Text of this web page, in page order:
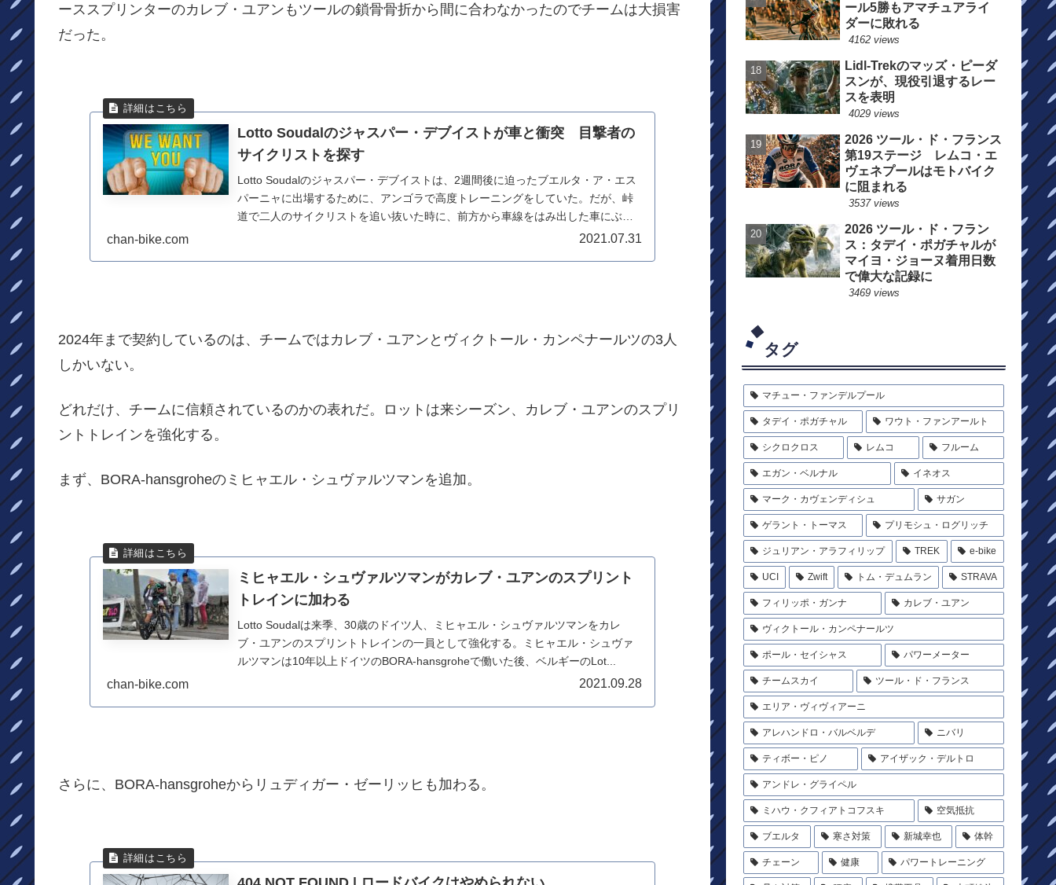
ーススプリンターのカレブ・ユアンもツールの鎖骨骨折から間に合わなかったのでチームは大損害
だった。
Lotto Soudalのジャスパー・デブイストが車と衝突 目撃者の
サイクリストを探す
Lotto Soudalのジャスパー・デブイストは、2週間後に迫ったブエルタ・ア・エス
パーニャに出場するために、アンゴラで高度トレーニングをしていた。だが、峠
道で二人のサイクリストを追い抜いた時に、前方から車線をはみ出した車にぶつ
chan-bike.com 2021.07.31
2024年まで契約しているのは、チームではカレブ・ユアンとヴィクトール・カンペナールツの3人
しかいない。
どれだけ、チームに信頼されているのかの表れだ。ロットは来シーズン、カレブ・ユアンのスプリ
ントトレインを強化する。
まず、BORA-hansgroheのミヒャエル・シュヴァルツマンを追加。
ミヒャエル・シュヴァルツマンがカレブ・ユアンのスプリント
トレインに加わる
Lotto Soudalは来季、30歳のドイツ人、ミヒャエル・シュヴァルツマンをカレ
ブ・ユアンのスプリントトレインの一員として強化する。ミヒャエル・シュヴァ
ルツマンは10年以上ドイツのBORA-hansgroheで働いた後、ベルギーのLot...
chan-bike.com 2021.09.28
さらに、BORA-hansgroheからリュディガー・ゼーリッヒも加わる。
ール5勝もアマチュアライ
ダーに敗れる
4162 views
Lidl-Trekのマッズ・ピーダ
スンが、現役引退するレー
スを表明
4029 views
2026 ツール・ド・フランス
第19ステージ レムコ・エ
ヴェネプールはモトバイク
に阻まれる
3537 views
2026 ツール・ド・フラン
ス：タデイ・ポガチャルが
マイヨ・ジョーヌ着用日数
で偉大な記録に
3469 views
タグ
マチュー・ファンデルプール
タデイ・ポガチャル ワウト・ファンアールト
シクロクロス レムコ フルーム
エガン・ベルナル イネオス
マーク・カヴェンディシュ サガン
ゲラント・トーマス プリモシュ・ログリッチ
ジュリアン・アラフィリップ TREK e-bike
UCI Zwift トム・デュムラン STRAVA
フィリッポ・ガンナ カレブ・ユアン
ヴィクトール・カンペナールツ
ポール・セイシャス パワーメーター
チームスカイ ツール・ド・フランス
エリア・ヴィヴィアーニ
アレハンドロ・バルベルデ ニバリ
ティボー・ピノ アイザック・デルトロ
アンドレ・グライペル
ミハウ・クフィアトコフスキ 空気抵抗
ブエルタ 寒さ対策 新城幸也 体幹
チェーン 健康 パワートレーニング